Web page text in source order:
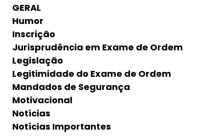
GERAL
Humor
Inscrição
Jurisprudência em Exame de Ordem
Legislação
Legitimidade do Exame de Ordem
Mandados de Segurança
Motivacional
Notícias
Notícias Importantes